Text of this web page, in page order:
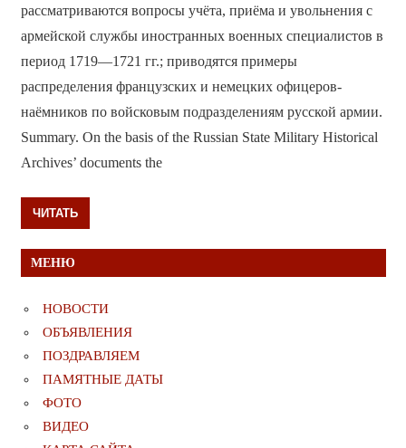
рассматриваются вопросы учёта, приёма и увольнения с
армейской службы иностранных военных специалистов в
период 1719—1721 гг.; приводятся примеры
распределения французских и немецких офицеров-
наёмников по войсковым подразделениям русской армии.
Summary. On the basis of the Russian State Military Historical
Archives’ documents the
ЧИТАТЬ
МЕНЮ
НОВОСТИ
ОБЪЯВЛЕНИЯ
ПОЗДРАВЛЯЕМ
ПАМЯТНЫЕ ДАТЫ
ФОТО
ВИДЕО